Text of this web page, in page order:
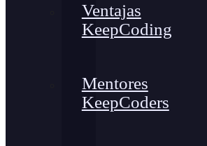
Ventajas
KeepCoding
Mentores
KeepCoders